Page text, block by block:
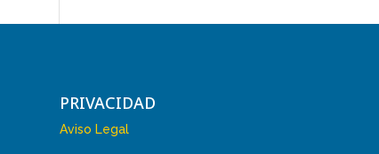
PRIVACIDAD
Aviso Legal